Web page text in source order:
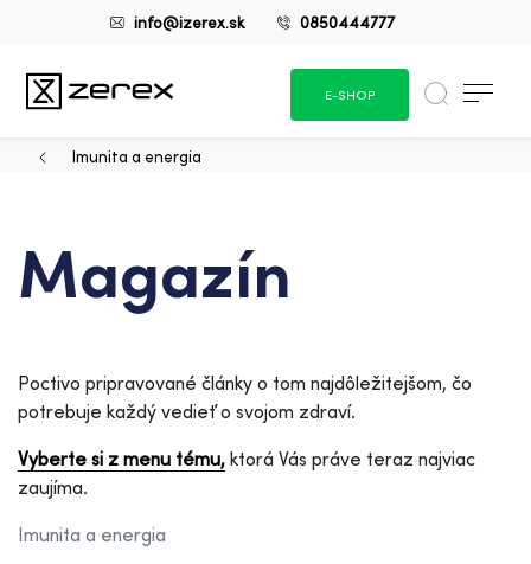
info@izerex.sk 0850444777
E-SHOP
Imunita a energia
Magazín
Poctivo pripravované články o tom najdôležitejšom, čo
potrebuje každý vedieť o svojom zdraví.
Vyberte si z menu tému, ktorá Vás práve teraz najviac
zaujíma.
Imunita a energia